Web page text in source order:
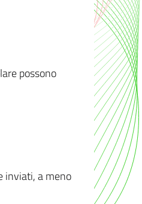
possono
inviati, a meno